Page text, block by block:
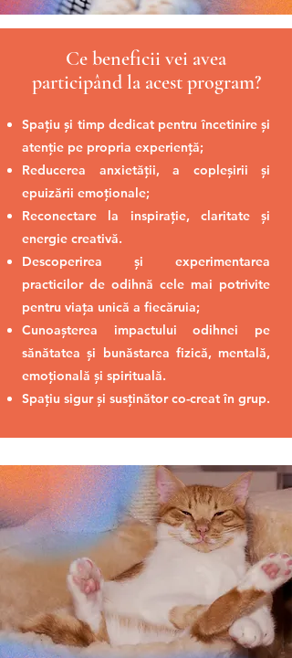
Ce beneficii vei avea
participând la acest program?
Spațiu și timp dedicat pentru încetinire și
atenție pe propria experiență;
Reducerea anxietății, a copleșirii și
epuizării emoționale;
Reconectare la inspirație, claritate și
energie creativă.
Descoperirea și experimentarea
practicilor de odihnă cele mai potrivite
pentru viața unică a fiecăruia;
Cunoașterea impactului odihnei pe
sănătatea și bunăstarea fizică, mentală,
emoțională și spirituală.
Spațiu sigur și susținător co-creat în grup.